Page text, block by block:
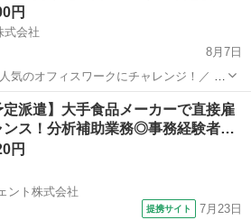
円
式会社
8月7日
気のオフィスワークにチャレンジ！／ ＼
払い可能！／ ＼週3日から勤務OK！最短
カスタマー
定派遣】大手食品メーカーで直接雇
ンス！分析補助業務◎事務経験者…
円
ント株式会社
提携サイト 7月23日